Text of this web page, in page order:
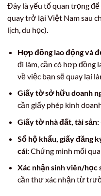
Đây là yếu tố quan trọng
quay trở lại Việt Nam sau
lịch, du học).
Hợp đồng lao động và
đi làm, cần có hợp đồng
về việc bạn sẽ quay lại
Giấy tờ sở hữu doanh
cần giấy phép kinh
Giấy tờ nhà đất, tài sản:
Sổ hộ khẩu, giấy đăng
cái:Chứng minh mối
Xác nhận sinh viên/học
cần thư xác nhận từ